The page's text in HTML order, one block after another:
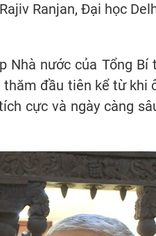
Ranjan, Đại học
Nhà nước của Tổng
đầu tiên kể từ khi
cực và ngày càng